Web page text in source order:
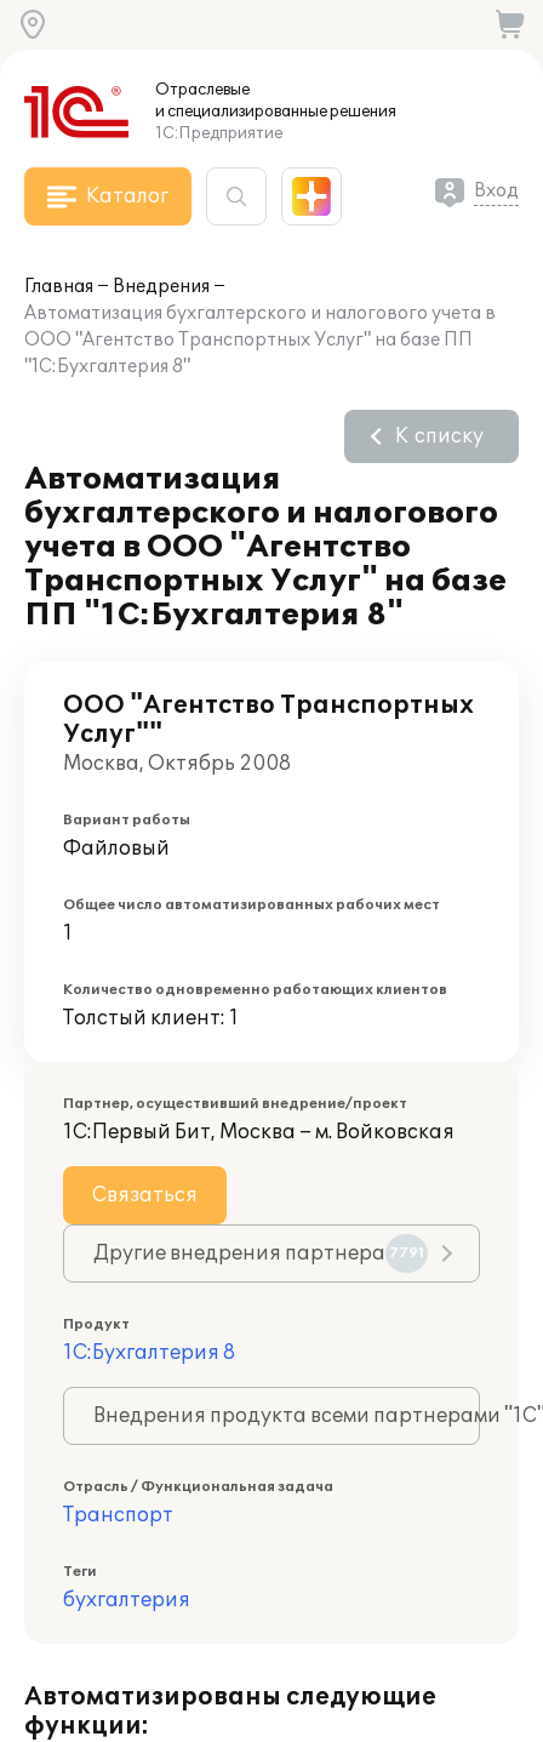
Отраслевые
и специализированныерешения
1С:Предприятие
Каталог Вход
Главная
Внедрения
Автоматизация бухгалтерского и налогового учета в
ООО "Агентство Транспортных Услуг" на базе ПП
"1С:Бухгалтерия 8"
Автоматизация
бухгалтерского и налогового
учета в ООО "Агентство
Транспортных Услуг" на базе
ПП "1С:Бухгалтерия 8"
К списку
ООО "Агентство Транспортных
Услуг""
Москва, Октябрь 2008
Вариант работы
Файловый
Общее число автоматизированных рабочих мест
1
Количество одновременно работающих клиентов
Толстый клиент: 1
Партнер, осуществивший внедрение/проект
1С:Первый Бит, Москва – м. Войковская
Связаться
Другие внедрения партнера 7791
Продукт
1С:Бухгалтерия 8
Внедрения продукта всеми партнерами
Отрасль / Функциональная задача
Транспорт
Теги
бухгалтерия
Автоматизированы следующие
функции: